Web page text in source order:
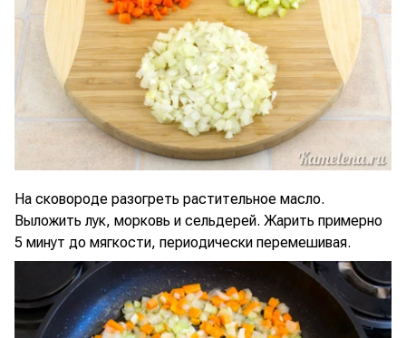
На сковороде разогреть растительное масло.
Выложить лук, морковь и сельдерей. Жарить примерно
5 минут до мягкости, периодически перемешивая.